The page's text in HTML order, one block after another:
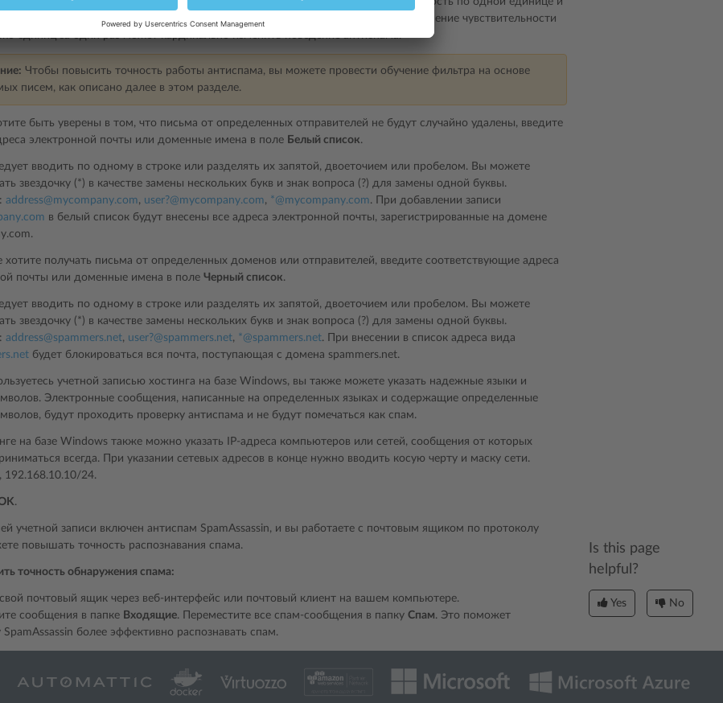
несколько дней, прежде чем изменять чувствительность далее, поскольку изменение чувствительности
единиц за один раз может кардинально изменить поведение антиспама.
Чтобы повысить точность работы антиспама, вы можете провести обучение фильтра на основе
писем, как описано далее в этом разделе.
быть уверены в том, что письма от определенных отправителей не будут случайно удалены, введите
электронной почты или доменные имена в поле Белый список.
вводить по одному в строке или разделять их запятой, двоеточием или пробелом. Вы можете
звездочку (*) в качестве замены нескольких букв и знак вопроса (?) для замены одной буквы.
address@mycompany.com, user?@mycompany.com, *@mycompany.com. При добавлении записи
.com в белый список будут внесены все адреса электронной почты, зарегистрированные на домене
хотите получать письма от определенных доменов или отправителей, введите соответствующие адреса
почты или доменные имена в поле Черный список.
вводить по одному в строке или разделять их запятой, двоеточием или пробелом. Вы можете
звездочку (*) в качестве замены нескольких букв и знак вопроса (?) для замены одной буквы.
address@spammers.net, user?@spammers.net, *@spammers.net. При внесении в список адреса вида
.net будет блокироваться вся почта, поступающая с домена spammers.net.
учетной записью хостинга на базе Windows, вы также можете указать надежные языки и
Электронные сообщения, написанные на определенных языках и содержащие определенные
будут проходить проверку антиспама и не будут помечаться как спам.
на базе Windows также можно указать IP-адреса компьютеров или сетей, сообщения от которых
всегда. При указании сетевых адресов в конце нужно вводить косую черту и маску сети.
192.168.10.10/24.
.
учетной записи включен антиспам SpamAssassin, и вы работаете с почтовым ящиком по протоколу
повышать точность распознавания спама.
точность обнаружения спама:
почтовый ящик через веб-интерфейс или почтовый клиент на вашем компьютере.
сообщения в папке Входящие. Переместите все спам-сообщения в папку Спам. Это поможет
SpamAssassin более эффективно распознавать спам.
Is this page
helpful?
Yes No